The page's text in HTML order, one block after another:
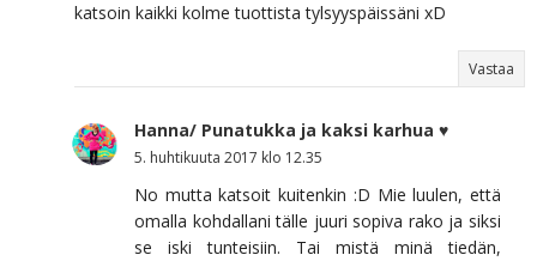
katsoin kaikki kolme tuottista tylsyyspäissäni xD
Vastaa
Hanna/ Punatukka ja kaksi karhua ♥
5. huhtikuuta 2017 klo 12.35
No mutta katsoit kuitenkin :D Mie luulen, että
omalla kohdallani tälle juuri sopiva rako ja siksi
se iski tunteisiin. Tai mistä minä tiedän,